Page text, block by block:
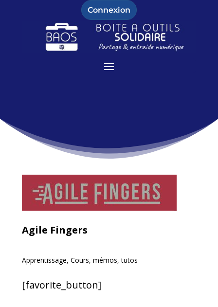
Connexion
Agile Fingers
Apprentissage, Cours, mémos, tutos
[favorite_button]